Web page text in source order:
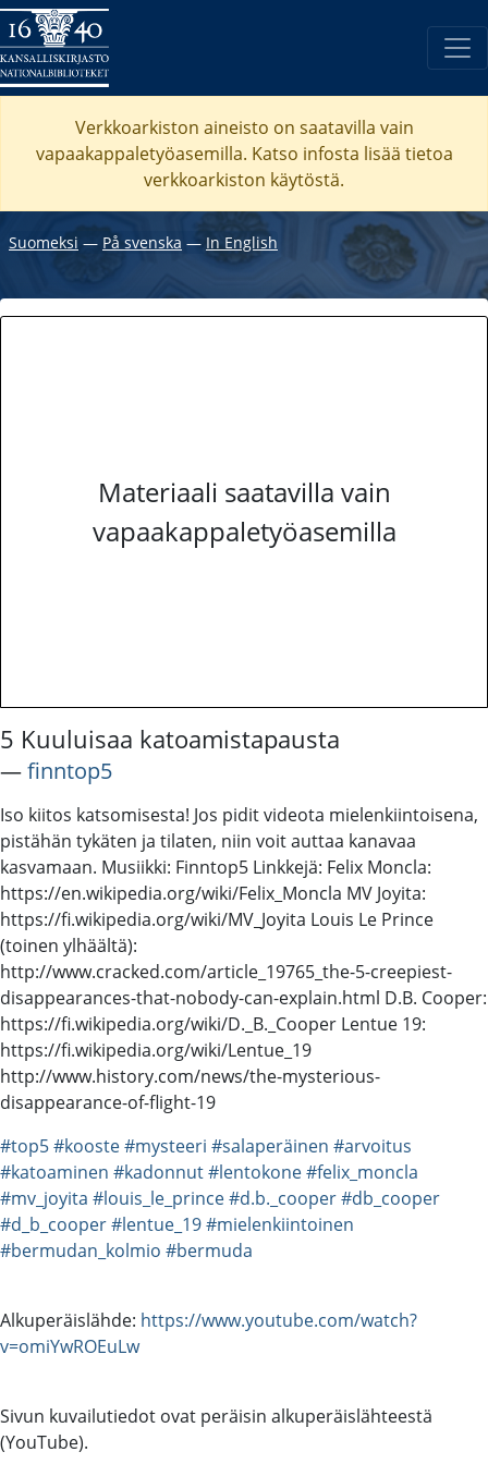
Verkkoarkiston aineisto on saatavilla vain
vapaakappaletyöasemilla. Katso infosta lisää tietoa
verkkoarkiston käytöstä.
Suomeksi ― På svenska ― In English
Materiaali saatavilla vain
vapaakappaletyöasemilla
5 Kuuluisaa katoamistapausta
―finntop5
Iso kiitos katsomisesta! Jos pidit videota mielenkiintoisena,
pistähän tykäten ja tilaten, niin voit auttaa kanavaa
kasvamaan. Musiikki: Finntop5 Linkkejä: Felix Moncla:
https://en.wikipedia.org/wiki/Felix_Moncla MV Joyita:
https://fi.wikipedia.org/wiki/MV_Joyita Louis Le Prince
(toinen ylhäältä):
http://www.cracked.com/article_19765_the-5-creepiest-
disappearances-that-nobody-can-explain.html D.B. Cooper:
https://fi.wikipedia.org/wiki/D._B._Cooper Lentue 19:
https://fi.wikipedia.org/wiki/Lentue_19
http://www.history.com/news/the-mysterious-
disappearance-of-flight-19
#top5#kooste#mysteeri #salaperäinen #arvoitus
#katoaminen #kadonnut#lentokone#felix_moncla
#mv_joyita #louis_le_prince#d.b._cooper#db_cooper
#d_b_cooper#lentue_19#mielenkiintoinen
#bermudan_kolmio #bermuda
Alkuperäislähde: https://www.youtube.com/watch?
v=omiYwROEuLw
Sivun kuvailutiedot ovat peräisin alkuperäislähteestä
(YouTube).